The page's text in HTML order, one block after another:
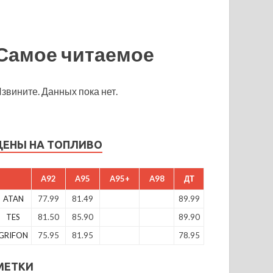
читаемое
Данных пока нет.
НА ТОПЛИВО
A92 A95 A95+ A98 ДТ
ATAN 77.99 81.49
89.99
TES
81.50 85.90
89.90
75.95 81.95 78.95